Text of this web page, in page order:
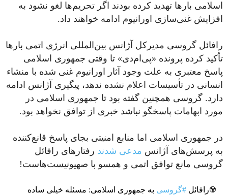
اسلامی بارها تهدید کرده بودند اگر تحریم‌ها لغو نشود به
افزایش غنی‌سازی اورانیوم ادامه خواهند داد.
رافائل گروسی مدیرکل آژانس بین‌المللی انرژی اتمی بارها
تأکید کرده پرونده «پی‌ام‌دی» تا وقتی جمهوری اسلامی
پاسخ معتبری به علت وجود آثار اورانیوم غنی شده با منشاء
انسانی در تأسیسات اعلام نشده ندهد، پیگیری آژانس ادامه
دارد. گروسی همچنین گفته بود تا جمهوری اسلامی در
مورد ابهامات پاسخگو نباشد خبری از توافق نخواهد بود.
در جمهوری اسلامی اما منابع امنیتی بجای پاسخ قانع‌کننده
به پرسش‌های آژانس مدعی شدند رفتارهای رافائل
گروسی مانع توافق اتمی و همسو با صهیونیست‌هاست!
☢️رافائل #گروسی به جمهوری اسلامی: مسئله خیلی ساده